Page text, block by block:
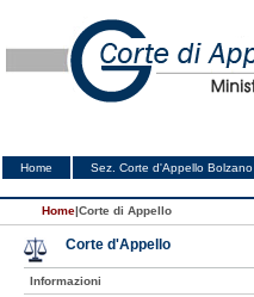
Home Sez. Corte d'Appello Bolzano
Home|Corte di Appello
Corte d'Appello
Informazioni